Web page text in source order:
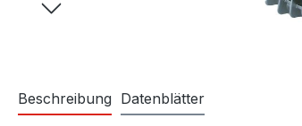
Beschreibung Datenblätter